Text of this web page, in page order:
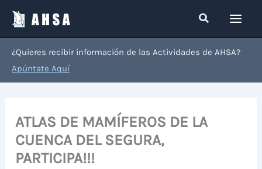
contenido
Buscar
¿Quieres recibir información de las Actividades de AHSA?
Apúntate Aquí
ATLAS DE MAMÍFEROS DE LA
CUENCA DEL SEGURA,
PARTICIPA!!!